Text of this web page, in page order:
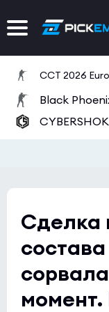
CCT 2026
Black
Tipsport Open
Nexus
BRUTE
BetBoom
Сделка
момент.